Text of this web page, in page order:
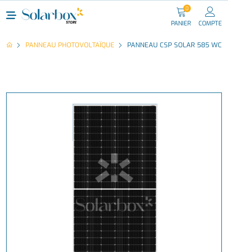
PANIER
0
COMPTE
PANNEAU PHOTOVOLTAÏQUE PANNEAU CSP SOLAR 585 WC